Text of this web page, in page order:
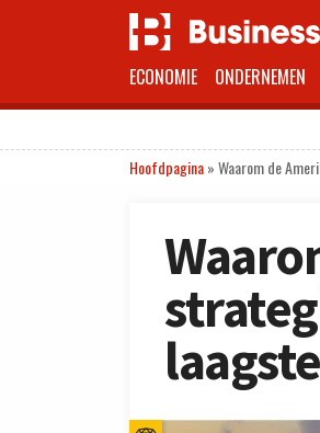
ECONOMIE ONDERNEMEN
Hoofdpagina»Waarom de